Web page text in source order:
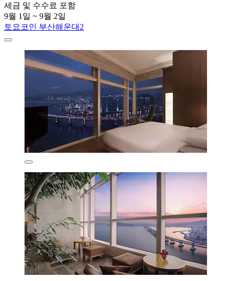
세금 및 수수료 포함
9월 1일 ~ 9월 2일
토요코인 부산해운대2